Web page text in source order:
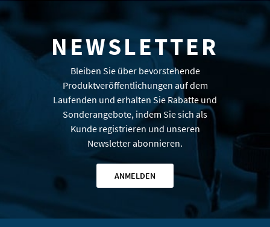
NEWSLETTER
Bleiben Sie über bevorstehende
Produktveröffentlichungen auf dem
Laufenden und erhalten Sie Rabatte und
Sonderangebote, indem Sie sich als
Kunde registrieren und unseren
Newsletter abonnieren.
ANMELDEN